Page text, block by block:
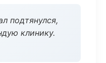
подтянулся,
клинику.